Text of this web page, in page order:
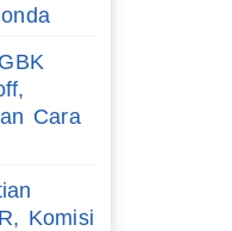
Cara
Komisi